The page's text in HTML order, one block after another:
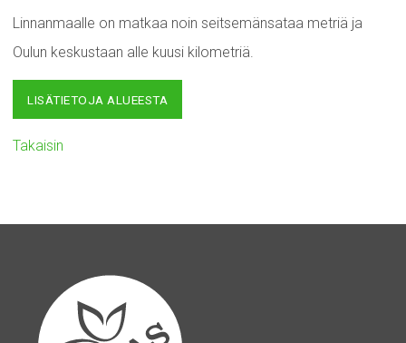
Linnanmaalle on matkaa noin seitsemänsataa metriä ja
Oulun keskustaan alle kuusi kilometriä.
LISÄTIETOJA ALUEESTA
Takaisin